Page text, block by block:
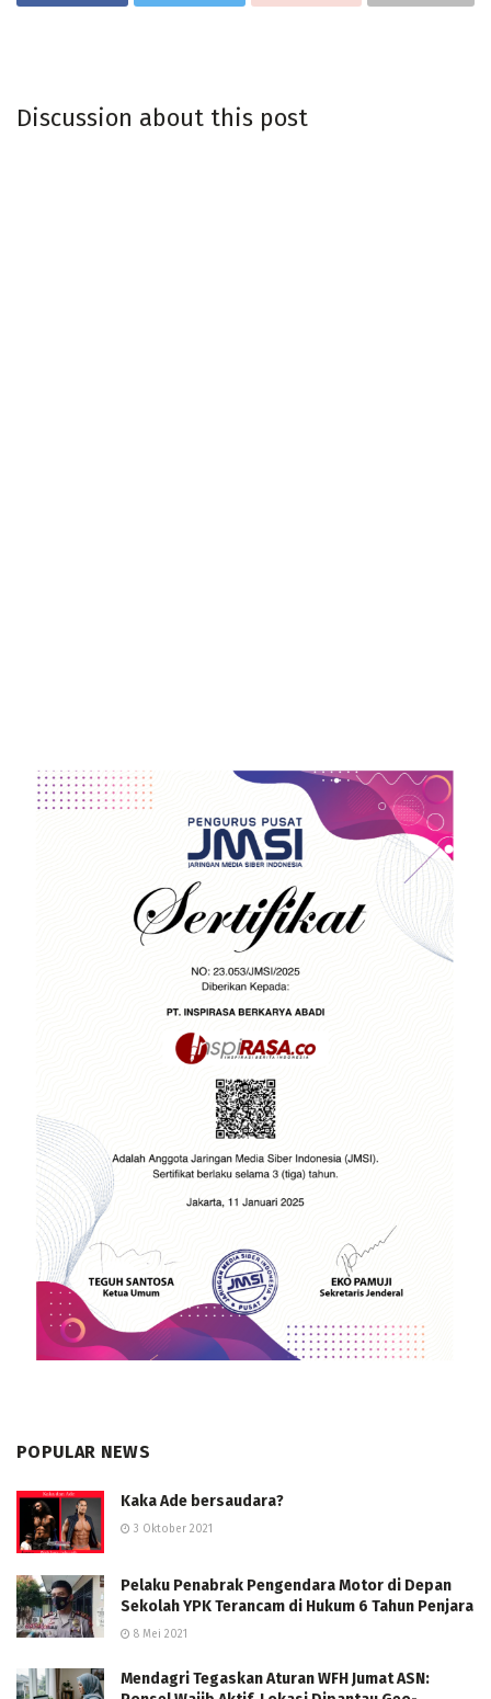
Discussion about this post
POPULAR NEWS
Kaka Ade bersaudara?
3 Oktober 2021
Pelaku Penabrak Pengendara Motor di Depan
Sekolah YPK Terancam di Hukum 6 Tahun Penjara
8 Mei 2021
Mendagri Tegaskan Aturan WFH Jumat ASN: